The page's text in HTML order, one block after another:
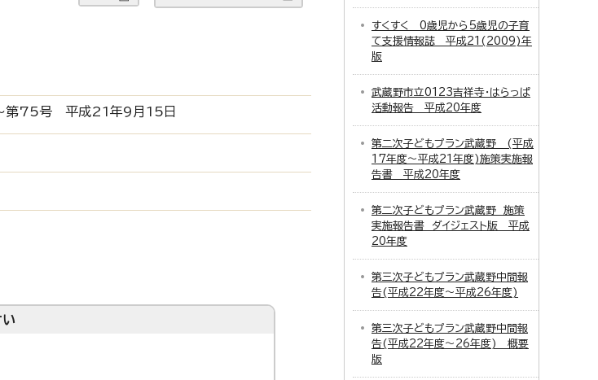
第75号 平成21年9月15日
い
すくすく 0歳児から5歳児の子育
て支援情報誌 平成21(2009)年
版
武蔵野市立0123吉祥寺・はらっぱ
活動報告 平成20年度
第二次子どもプラン武蔵野 (平成
17年度～平成21年度)施策実施報
告書 平成20年度
第二次子どもプラン武蔵野 施策
実施報告書 ダイジェスト版 平成
20年度
第三次子どもプラン武蔵野中間報
告(平成22年度～平成26年度)
第三次子どもプラン武蔵野中間報
告(平成22年度～26年度) 概要
版